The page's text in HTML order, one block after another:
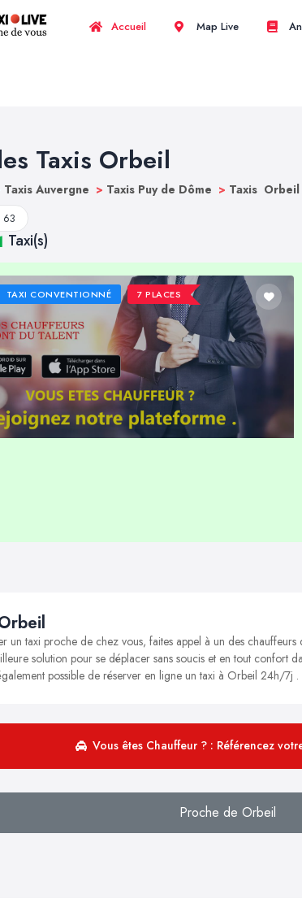
Accueil Map Live
Taxis Orbeil
Taxis Auvergne > Taxis Puy de Dôme > Taxis Orbeil
63
Taxi(s)
TAXI CONVENTIONNÉ 7 PLACES
un taxi proche de chez vous, faites appel à un des chauffeurs
solution pour se déplacer sans soucis et en tout confort
possible de réserver en ligne un taxi à Orbeil 24h/7j .
Vous êtes Chauffeur ? : Référencez
Proche de Orbeil